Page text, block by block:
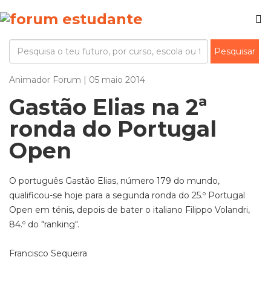
Animador Forum | 05 maio 2014
Gastão Elias na 2ª
ronda do Portugal
Open
O português Gastão Elias, número 179 do mundo,
qualificou-se hoje para a segunda ronda do 25.º Portugal
Open em ténis, depois de bater o italiano Filippo Volandri,
84.º do "ranking".
Francisco Sequeira